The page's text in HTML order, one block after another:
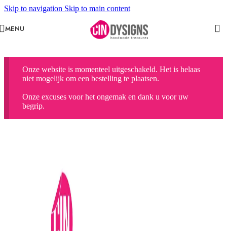
Skip to navigation Skip to main content
MENU
Onze website is momenteel uitgeschakeld. Het is helaas
niet mogelijk om een bestelling te plaatsen.
Onze excuses voor het ongemak en dank u voor uw
begrip.